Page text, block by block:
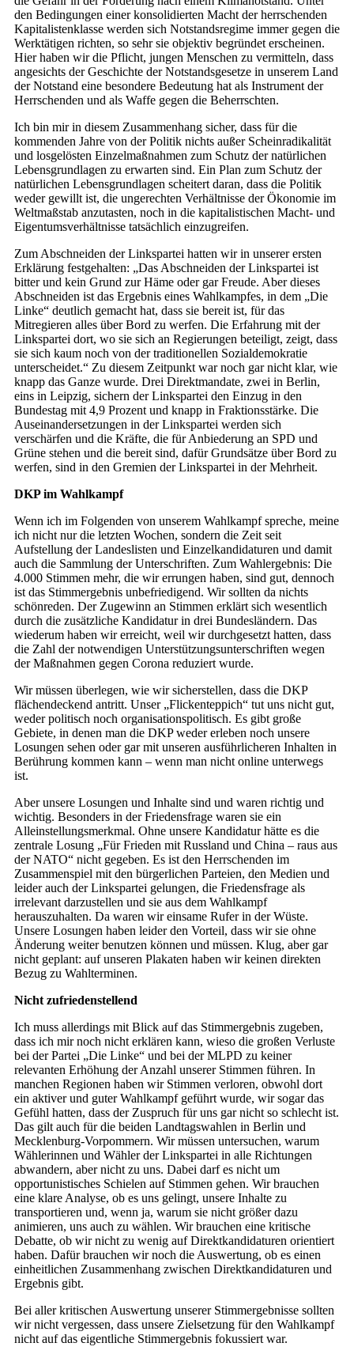
den Bedingungen einer konsolidierten Macht der herrschenden
Kapitalistenklasse werden sich Notstandsregime immer gegen die
Werktätigen richten, so sehr sie objektiv begründet erscheinen.
Hier haben wir die Pflicht, jungen Menschen zu vermitteln, dass
angesichts der Geschichte der Notstandsgesetze in unserem Land
der Notstand eine besondere Bedeutung hat als Instrument der
Herrschenden und als Waffe gegen die Beherrschten.
Ich bin mir in diesem Zusammenhang sicher, dass für die
kommenden Jahre von der Politik nichts außer Scheinradikalität
und losgelösten Einzelmaßnahmen zum Schutz der natürlichen
Lebensgrundlagen zu erwarten sind. Ein Plan zum Schutz der
natürlichen Lebensgrundlagen scheitert daran, dass die Politik
weder gewillt ist, die ungerechten Verhältnisse der Ökonomie im
Weltmaßstab anzutasten, noch in die kapitalistischen Macht- und
Eigentumsverhältnisse tatsächlich einzugreifen.
Zum Abschneiden der Linkspartei hatten wir in unserer ersten
Erklärung festgehalten: „Das Abschneiden der Linkspartei ist
bitter und kein Grund zur Häme oder gar Freude. Aber dieses
Abschneiden ist das Ergebnis eines Wahlkampfes, in dem „Die
Linke“ deutlich gemacht hat, dass sie bereit ist, für das
Mitregieren alles über Bord zu werfen. Die Erfahrung mit der
Linkspartei dort, wo sie sich an Regierungen beteiligt, zeigt, dass
sie sich kaum noch von der traditionellen Sozialdemokratie
unterscheidet.“ Zu diesem Zeitpunkt war noch gar nicht klar, wie
knapp das Ganze wurde. Drei Direktmandate, zwei in Berlin,
eins in Leipzig, sichern der Linkspartei den Einzug in den
Bundestag mit 4,9 Prozent und knapp in Fraktionsstärke. Die
Auseinandersetzungen in der Linkspartei werden sich
verschärfen und die Kräfte, die für Anbiederung an SPD und
Grüne stehen und die bereit sind, dafür Grundsätze über Bord zu
werfen, sind in den Gremien der Linkspartei in der Mehrheit.
DKP im Wahlkampf
Wenn ich im Folgenden von unserem Wahlkampf spreche, meine
ich nicht nur die letzten Wochen, sondern die Zeit seit
Aufstellung der Landeslisten und Einzelkandidaturen und damit
auch die Sammlung der Unterschriften. Zum Wahlergebnis: Die
4.000 Stimmen mehr, die wir errungen haben, sind gut, dennoch
ist das Stimmergebnis unbefriedigend. Wir sollten da nichts
schönreden. Der Zugewinn an Stimmen erklärt sich wesentlich
durch die zusätzliche Kandidatur in drei Bundesländern. Das
wiederum haben wir erreicht, weil wir durchgesetzt hatten, dass
die Zahl der notwendigen Unterstützungsunterschriften wegen
der Maßnahmen gegen Corona reduziert wurde.
Wir müssen überlegen, wie wir sicherstellen, dass die DKP
flächendeckend antritt. Unser „Flickenteppich“ tut uns nicht gut,
weder politisch noch organisationspolitisch. Es gibt große
Gebiete, in denen man die DKP weder erleben noch unsere
Losungen sehen oder gar mit unseren ausführlicheren Inhalten in
Berührung kommen kann – wenn man nicht online unterwegs
ist.
Aber unsere Losungen und Inhalte sind und waren richtig und
wichtig. Besonders in der Friedensfrage waren sie ein
Alleinstellungsmerkmal. Ohne unsere Kandidatur hätte es die
zentrale Losung „Für Frieden mit Russland und China – raus aus
der NATO“ nicht gegeben. Es ist den Herrschenden im
Zusammenspiel mit den bürgerlichen Parteien, den Medien und
leider auch der Linkspartei gelungen, die Friedensfrage als
irrelevant darzustellen und sie aus dem Wahlkampf
herauszuhalten. Da waren wir einsame Rufer in der Wüste.
Unsere Losungen haben leider den Vorteil, dass wir sie ohne
Änderung weiter benutzen können und müssen. Klug, aber gar
nicht geplant: auf unseren Plakaten haben wir keinen direkten
Bezug zu Wahlterminen.
Nicht zufriedenstellend
Ich muss allerdings mit Blick auf das Stimmergebnis zugeben,
dass ich mir noch nicht erklären kann, wieso die großen Verluste
bei der Partei „Die Linke“ und bei der MLPD zu keiner
relevanten Erhöhung der Anzahl unserer Stimmen führen. In
manchen Regionen haben wir Stimmen verloren, obwohl dort
ein aktiver und guter Wahlkampf geführt wurde, wir sogar das
Gefühl hatten, dass der Zuspruch für uns gar nicht so schlecht ist.
Das gilt auch für die beiden Landtagswahlen in Berlin und
Mecklenburg-Vorpommern. Wir müssen untersuchen, warum
Wählerinnen und Wähler der Linkspartei in alle Richtungen
abwandern, aber nicht zu uns. Dabei darf es nicht um
opportunistisches Schielen auf Stimmen gehen. Wir brauchen
eine klare Analyse, ob es uns gelingt, unsere Inhalte zu
transportieren und, wenn ja, warum sie nicht größer dazu
animieren, uns auch zu wählen. Wir brauchen eine kritische
Debatte, ob wir nicht zu wenig auf Direktkandidaturen orientiert
haben. Dafür brauchen wir noch die Auswertung, ob es einen
einheitlichen Zusammenhang zwischen Direktkandidaturen und
Ergebnis gibt.
Bei aller kritischen Auswertung unserer Stimmergebnisse sollten
wir nicht vergessen, dass unsere Zielsetzung für den Wahlkampf
nicht auf das eigentliche Stimmergebnis fokussiert war.